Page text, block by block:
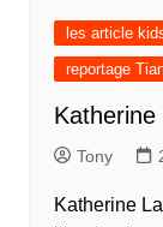
les article
reportage
Katherine
Tony
Katherine